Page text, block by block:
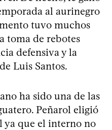
al aurinegro
tuvo muchos
toma de rebotes
defensiva y la
Luis Santos.
ha sido una de las
Peñarol eligió
ya que el interno no